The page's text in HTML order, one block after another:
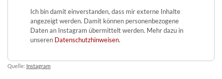
Ich bin damit einverstanden, dass mir externe Inhalte
angezeigt werden. Damit können personenbezogene
Daten an Instagram übermittelt werden. Mehr dazu in
unseren Datenschutzhinweisen.
Quelle: Instagram